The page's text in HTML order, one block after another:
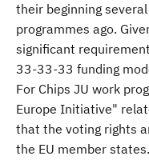
their beginning
programmes ago.
significant
33-33-33 funding
For Chips JU work
Europe Initiative"
that the voting rights
the EU member